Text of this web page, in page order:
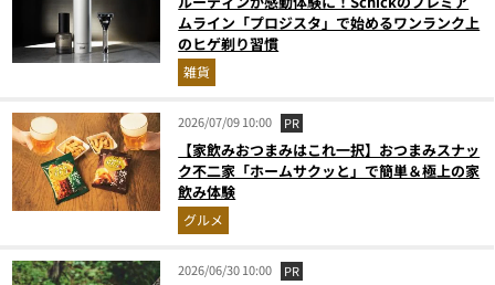
ムライン「プロジスタ」で始めるワンランク上
のヒゲ剃り習慣
雑貨
2026/07/09 10:00 PR
【家飲みおつまみはこれ一択】おつまみスナッ
ク不二家「ホームサクッと」で簡単＆極上の家
飲み体験
グルメ
2026/06/30 10:00 PR